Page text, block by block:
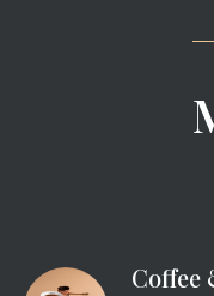
Coffee